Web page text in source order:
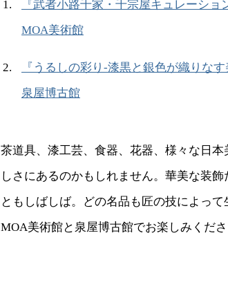
『武者小路千家・千宗屋キュレーショ
MOA美術館
『うるしの彩り-漆黒と銀色が織りなす
泉屋博古館
茶道具、漆工芸、食器、花器、様々な日
しさにあるのかもしれません。華美な装
ともしばしば。どの名品も匠の技によっ
MOA美術館と泉屋博古館でお楽しみくださ